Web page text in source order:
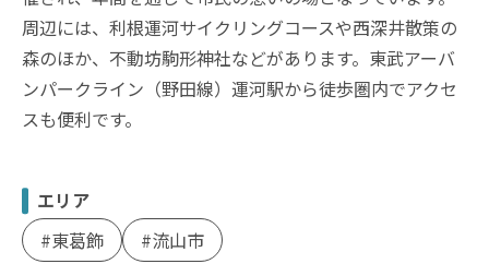
周辺には、利根運河サイクリングコースや西深井散策の
森のほか、不動坊駒形神社などがあります。東武アーバ
ンパークライン（野田線）運河駅から徒歩圏内でアクセ
スも便利です。
エリア
東葛飾
流山市